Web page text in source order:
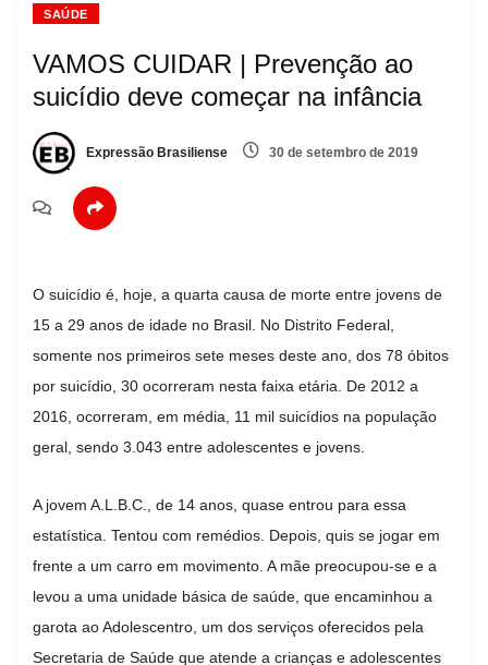
SAÚDE
VAMOS CUIDAR | Prevenção ao
suicídio deve começar na infância
Expressão Brasiliense 30 de setembro de 2019
O suicídio é, hoje, a quarta causa de morte entre jovens de
15 a 29 anos de idade no Brasil. No Distrito Federal,
somente nos primeiros sete meses deste ano, dos 78 óbitos
por suicídio, 30 ocorreram nesta faixa etária. De 2012 a
2016, ocorreram, em média, 11 mil suicídios na população
geral, sendo 3.043 entre adolescentes e jovens.
A jovem A.L.B.C., de 14 anos, quase entrou para essa
estatística. Tentou com remédios. Depois, quis se jogar em
frente a um carro em movimento. A mãe preocupou-se e a
levou a uma unidade básica de saúde, que encaminhou a
garota ao Adolescentro, um dos serviços oferecidos pela
Secretaria de Saúde que atende a crianças e adolescentes